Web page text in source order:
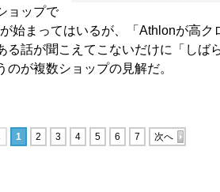
ョップで
始まってはいるが、「Athlonが高ク
る話が聞こえてこないだけに「しば
が複数ショップの見解だ。
1 2 3 4 5 6 7 次へ